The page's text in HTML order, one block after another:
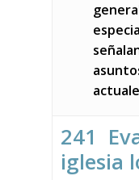
241
iglesia